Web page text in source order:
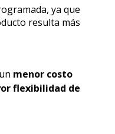
ya que
resulta más
menor costo
flexibilidad de